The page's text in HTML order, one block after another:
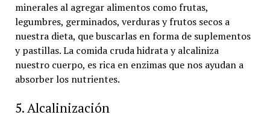
minerales al agregar alimentos como frutas,
legumbres, germinados, verduras y frutos secos a
nuestra dieta, que buscarlas en forma de suplementos
y pastillas. La comida cruda hidrata y alcaliniza
nuestro cuerpo, es rica en enzimas que nos ayudan a
absorber los nutrientes.
5. Alcalinización